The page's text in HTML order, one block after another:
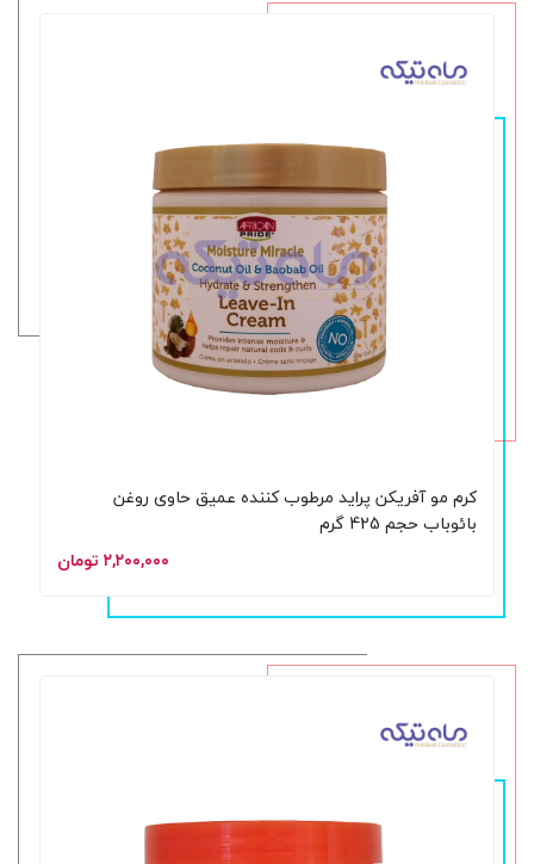
کرم مو آفریکن پراید مرطوب کننده عمیق حاوی روغن
بائوباب حجم 425 گرم
۲,۲۰۰,۰۰۰ تومان